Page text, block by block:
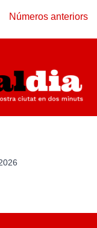
Números anteriors